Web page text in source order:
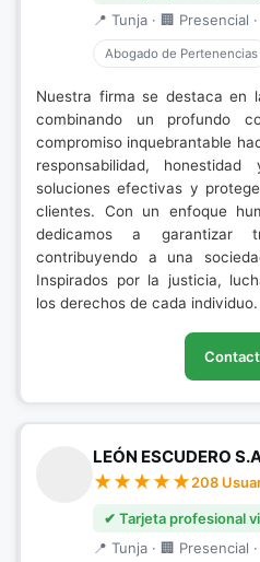
📍 Tunja · 🏢 Presencial
Abogado de Pertenencias
Nuestra firma se destaca en
combinando un profundo
compromiso inquebrantable
responsabilidad,
soluciones efectivas y
clientes. Con un enfoque
dedicamos a garantizar
contribuyendo a una
Inspirados por la justicia,
los derechos de cada individuo.
LEÓN ESCUDERO
208
✔ Tarjeta profesional
📍 Tunja · 🏢 Presencial